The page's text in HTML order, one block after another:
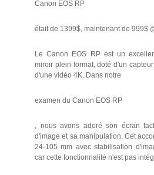
Canon EOS RP
était de 1399$, maintenant de 999$
Le Canon EOS RP est un
miroir plein format, doté d'un
d'une vidéo 4K. Dans notre
examen du Canon EOS RP
, nous avons adoré son écran
d'image et sa manipulation. Cet
24-105 mm avec stabilisation
car cette fonctionnalité n'est pas